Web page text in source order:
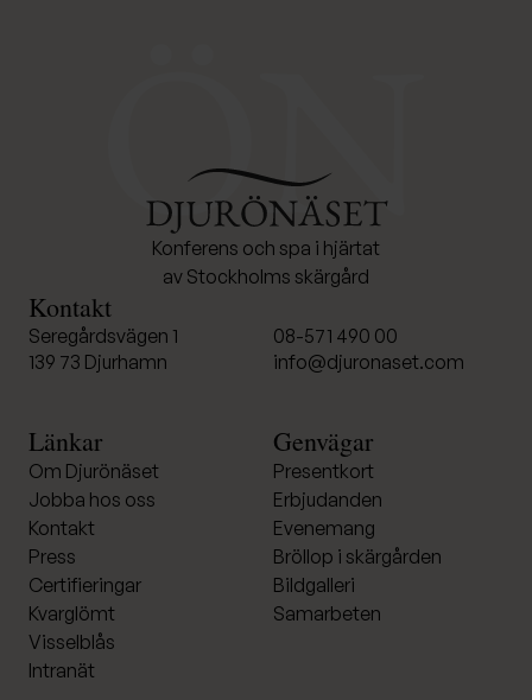
Konferens och spa i hjärtat
av Stockholms skärgård
Länkar
Om Djurönäset
Jobba hos oss
Kontakt
Press
Certifieringar
Kvarglömt
Visselblås
Intranät
Genvägar
Presentkort
Erbjudanden
Evenemang
Bröllop i skärgården
Bildgalleri
Samarbeten
Kontakt
Seregårdsvägen 1
139 73 Djurhamn
08-571 490 00
info@djuronaset.com